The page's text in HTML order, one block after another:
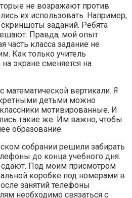
не возражают против
их использовать. Например,
заданий. Ребята
Правда, мой опыт
часть класса задание не
Как только учитель
экране сменяется на
математической вертикали. Я
детьми можно
мотивированные. И
такие же. Им важно, чтобы
образование.
собрании решили забирать
до конца учебного дня.
Под моим присмотром
коробке под номерами в
занятий телефоны
необходимо связаться с